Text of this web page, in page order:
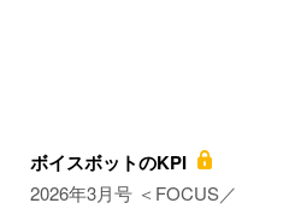
ボイスボットのKPI
2026年3月号 ＜FOCUS／